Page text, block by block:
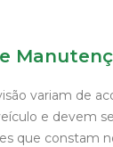
e
variam de
e devem
que constam